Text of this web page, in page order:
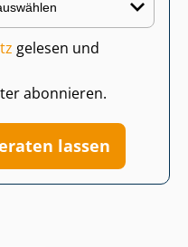
gelesen und
abonnieren.
lassen